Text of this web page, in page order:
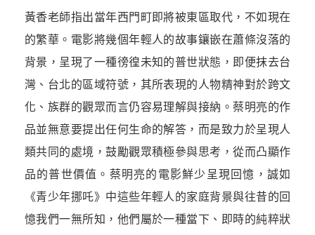
黃香老師指出當年西門町即將被東區取代，不如現在
的繁華。電影將幾個年輕人的故事鑲嵌在蕭條沒落的
背景，呈現了一種徬徨未知的普世狀態，即便抹去台
灣、台北的區域符號，其所表現的人物精神對於跨文
化、族群的觀眾而言仍容易理解與接納。蔡明亮的作
品並無意要提出任何生命的解答，而是致力於呈現人
類共同的處境，鼓勵觀眾積極參與思考，從而凸顯作
品的普世價值。蔡明亮的電影鮮少呈現回憶，誠如
《青少年挪吒》中這些年輕人的家庭背景與往昔的回
憶我們一無所知，他們屬於一種當下、即時的純粹狀